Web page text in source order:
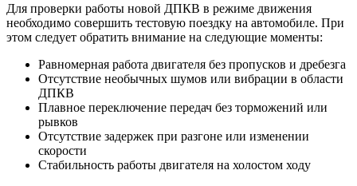
Для проверки работы новой ДПКВ в режиме движения
необходимо совершить тестовую поездку на автомобиле. При
этом следует обратить внимание на следующие моменты:
Равномерная работа двигателя без пропусков и дребезга
Отсутствие необычных шумов или вибрации в области
ДПКВ
Плавное переключение передач без торможений или
рывков
Отсутствие задержек при разгоне или изменении
скорости
Стабильность работы двигателя на холостом ходу